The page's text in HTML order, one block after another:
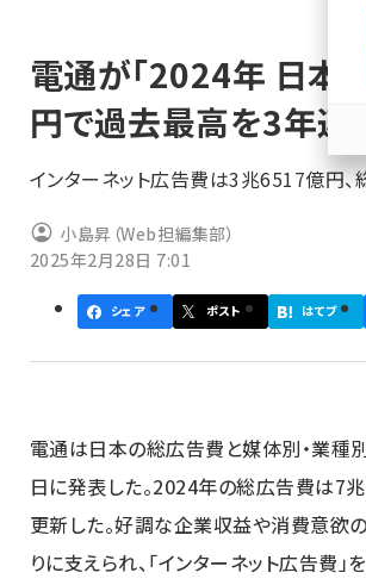
ン
く
ず
電通が「2024年 日本
円で過去最高を3年連
インターネット広告費は3兆6517億円
小島昇（Web担編集部）
2025年2月28日 7:01
シェア ポスト はてブ
電通は日本の総広告費と媒体別・業種
日に発表した。2024年の総広告費は
更新した。好調な企業収益や消費意欲
りに支えられ、「インターネット広告費」